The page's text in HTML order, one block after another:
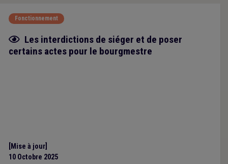
Fonctionnement
Fiche focus
Les interdictions de siéger et de poser
certains actes pour le bourgmestre
[Mise à jour]
10 Octobre 2025